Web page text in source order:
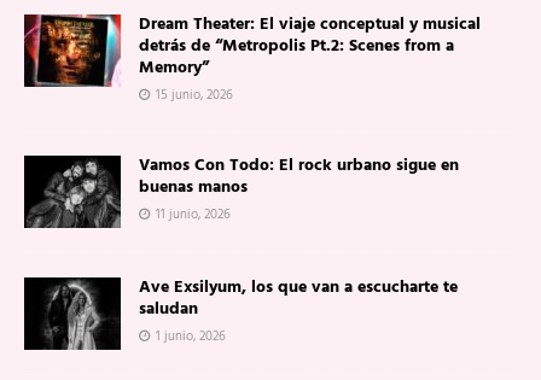
Dream Theater: El viaje conceptual y musical
detrás de “Metropolis Pt.2: Scenes from a
Memory”
15 junio, 2026
Vamos Con Todo: El rock urbano sigue en
buenas manos
11 junio, 2026
Ave Exsilyum, los que van a escucharte te
saludan
1 junio, 2026